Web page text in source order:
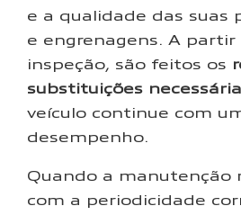
e a qualidade das suas
e engrenagens. A partir
inspeção, são feitos os
substituições
veículo continue com
desempenho.
Quando a manutenção
com a periodicidade